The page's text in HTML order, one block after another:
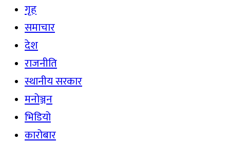
गृह
समाचार
देश
राजनीति
स्थानीय सरकार
मनोञ्जन
भिडियो
कारोबार